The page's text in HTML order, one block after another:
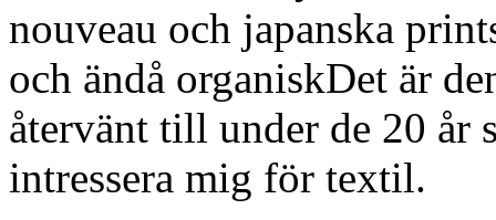
nouveau och japanska
och ändå organiskDet är
återvänt till under de 20 år
intressera mig för textil.